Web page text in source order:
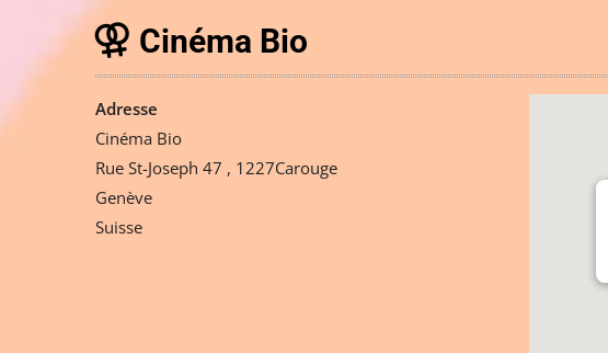
Cinéma Bio
Adresse
Cinéma Bio
Rue St-Joseph 47 , 1227Carouge
Genève
Suisse